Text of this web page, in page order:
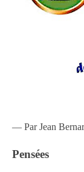
— Par Jean
Pensées